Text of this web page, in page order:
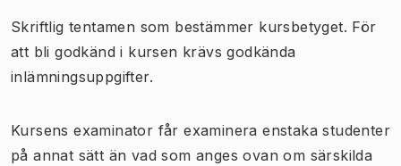
Skriftlig tentamen som bestämmer kursbetyget. För
att bli godkänd i kursen krävs godkända
inlämningsuppgifter.
Kursens examinator får examinera enstaka studenter
på annat sätt än vad som anges ovan om särskilda